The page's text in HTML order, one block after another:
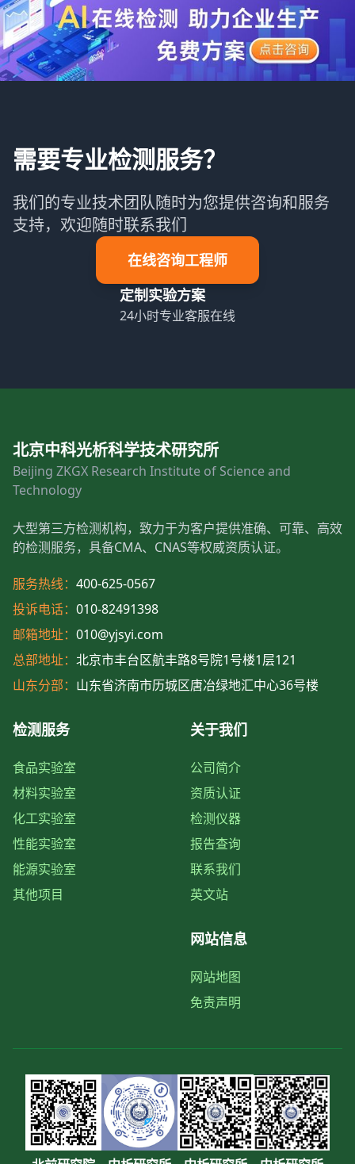
需要专业检测服务？
我们的专业技术团队随时为您提供咨询和服务
支持，欢迎随时联系我们
在线咨询工程师
定制实验方案
24小时专业客服在线
北京中科光析科学技术研究所
Beijing ZKGX Research Institute of Science and
Technology
大型第三方检测机构，致力于为客户提供准确、可靠、高效
的检测服务，具备CMA、CNAS等权威资质认证。
服务热线： 400-625-0567
投诉电话： 010-82491398
邮箱地址： 010@yjsyi.com
总部地址： 北京市丰台区航丰路8号院1号楼1层121
山东分部： 山东省济南市历城区唐冶绿地汇中心36号楼
检测服务
食品实验室
材料实验室
化工实验室
性能实验室
能源实验室
其他项目
关于我们
公司简介
资质认证
检测仪器
报告查询
联系我们
英文站
网站信息
网站地图
免责声明